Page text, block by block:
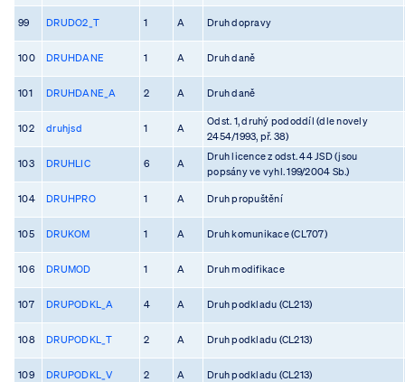
99 DRUDO2_T 1 A Druh dopravy
100 DRUHDANE 1 A Druh daně
101 DRUHDANE_A 2 A Druh daně
102 druhjsd 1 A
Odst. 1, druhý pododdíl (dle novely
2454/1993, př. 38)
103 DRUHLIC 6 A
Druh licence z odst. 44 JSD (jsou
popsány ve vyhl. 199/2004 Sb.)
104 DRUHPRO 1 A Druh propuštění
105 DRUKOM 1 A Druh komunikace (CL707)
106 DRUMOD 1 A Druh modifikace
107 DRUPODKL_A 4 A Druh podkladu (CL213)
108 DRUPODKL_T 2 A Druh podkladu (CL213)
109 DRUPODKL_V 2 A Druh podkladu (CL213)